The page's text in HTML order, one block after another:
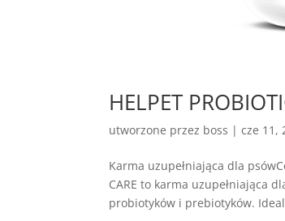
HELPET
utworzone przez boss |cze 11,
Karma uzupełniająca dla
CARE to karma uzupełniająca
probiotyków i prebiotyków.